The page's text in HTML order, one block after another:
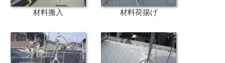
材料搬入 材料荷揚げ